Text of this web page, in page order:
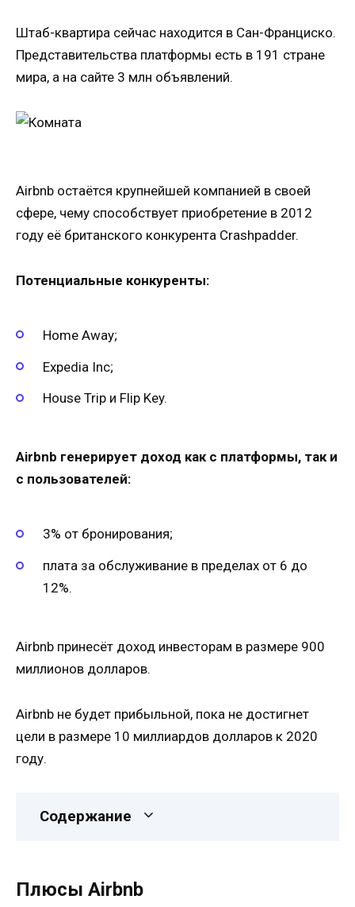
Штаб-квартира сейчас находится в Сан-Франциско.
Представительства платформы есть в 191 стране
мира, а на сайте 3 млн объявлений.
Airbnb остаётся крупнейшей компанией в своей
сфере, чему способствует приобретение в 2012
году её британского конкурента Crashpadder.
Потенциальные конкуренты:
Home Away;
Expedia Inc;
House Trip и Flip Key.
Airbnb генерирует доход как с платформы, так и
с пользователей:
3% от бронирования;
плата за обслуживание в пределах от 6 до
12%.
Airbnb принесёт доход инвесторам в размере 900
миллионов долларов.
Airbnb не будет прибыльной, пока не достигнет
цели в размере 10 миллиардов долларов к 2020
году.
Содержание
Плюсы Airbnb